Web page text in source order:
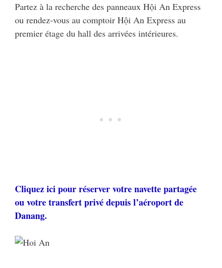
Partez à la recherche des panneaux Hội An Express
ou rendez-vous au comptoir Hội An Express au
premier étage du hall des arrivées intérieures.
Cliquez ici pour réserver votre navette partagée
ou votre transfert privé depuis l’aéroport de
Danang.